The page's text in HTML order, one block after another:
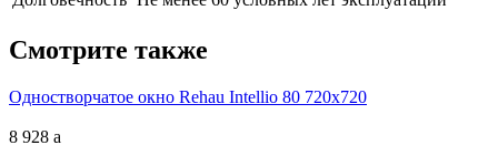
Смотрите также
Одностворчатое окно Rehau Intellio 80 720x720
8 928 a